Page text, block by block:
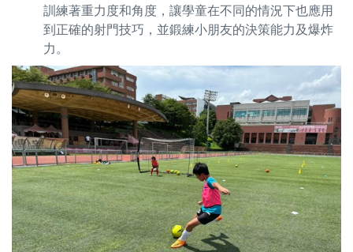
訓練著重力度和角度，讓學童在不同的情況下也應用
到正確的射門技巧，並鍛練小朋友的決策能力及爆炸
力。